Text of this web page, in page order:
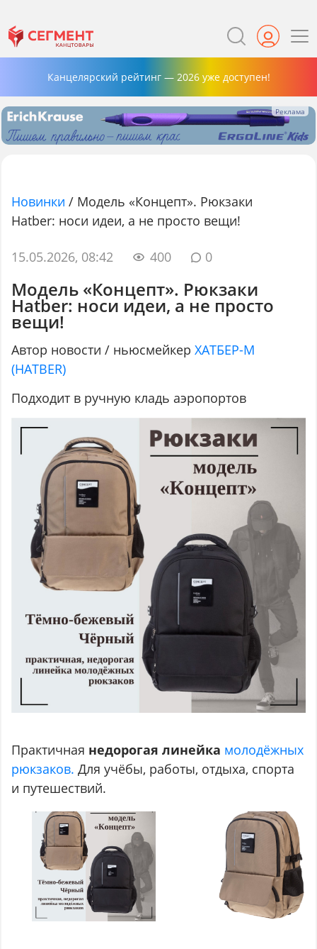
Канцелярский рейтинг — 2026 уже доступен!
Новинки / Модель «Концепт». Рюкзаки
Hatber: носи идеи, а не просто вещи!
15.05.2026, 08:42 400 0
Модель «Концепт». Рюкзаки
Hatber: носи идеи, а не просто
вещи!
Автор новости / ньюсмейкерХАТБЕР-М
(HATBER)
Подходит в ручную кладь аэропортов
Практичная недорогая линейка молодёжных
рюкзаков. Для учёбы, работы, отдыха, спорта
и путешествий.